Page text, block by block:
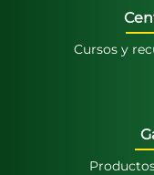
Cursos y